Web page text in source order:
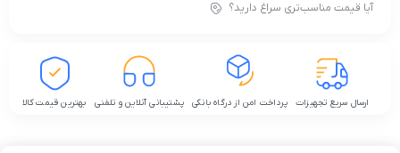
آیا قیمت مناسب‌تری سراغ دارید؟
ارسال سریع تجهیزات پرداخت امن از درگاه بانکی پشتیبانی آنلاین و تلفنی بهترین قیمت کالا